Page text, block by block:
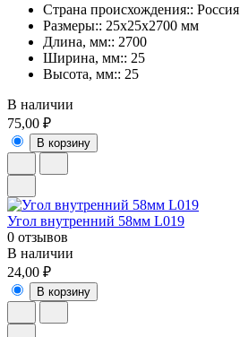
Страна происхождения:: Россия
Размеры:: 25х25х2700 мм
Длина, мм:: 2700
Ширина, мм:: 25
Высота, мм:: 25
В наличии
75,00 ₽
В корзину
Угол внутренний 58мм L019
0 отзывов
В наличии
24,00 ₽
В корзину